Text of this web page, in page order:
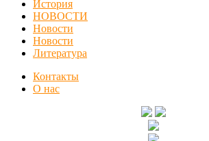
История
НОВОСТИ
Новости
Новости
Литература
Контакты
О нас